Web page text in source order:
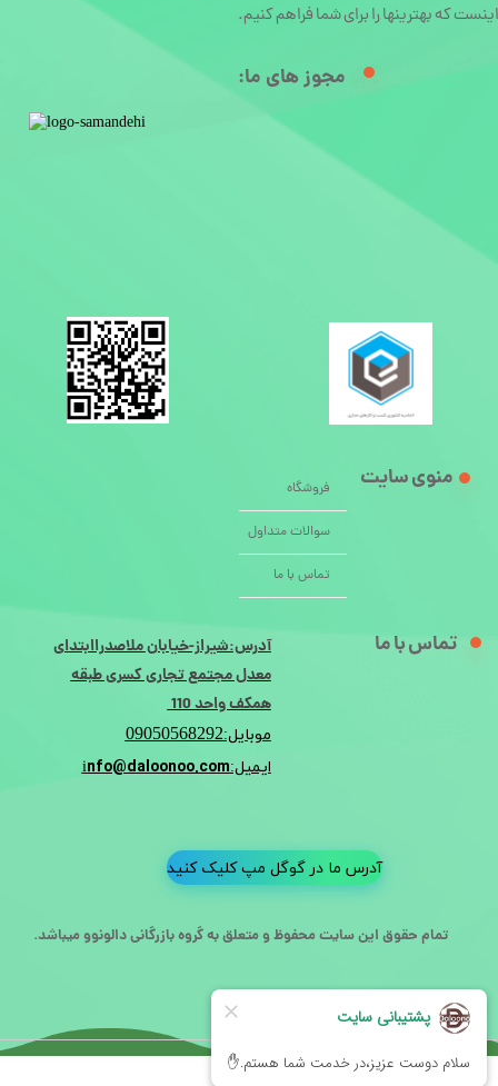
تمام حقوق این سایت محفوظ و متعلق به گروه بازرگانی دالونوو میباشد.
اینست که بهترینها را برای شما فراهم کنیم.
فروشگاه
سوالات متداول
تماس با ما
منوی سایت
تماس با ما
آدرس:شیراز-خیابان ملاصدراابتدای
معدل مجتمع تجاری کسری طبقه
همکف واحد 110
موبایل:09050568292
ایمیل:info@daloonoo.com
مجوز های ما:​
آدرس ما در گوگل مپ کلیک کنید